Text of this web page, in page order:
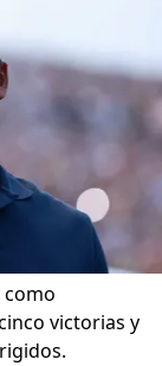
como
victorias y